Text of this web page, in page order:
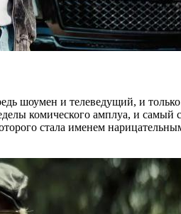
шоумен и телеведущий, и
комического амплуа, и самый
стала именем